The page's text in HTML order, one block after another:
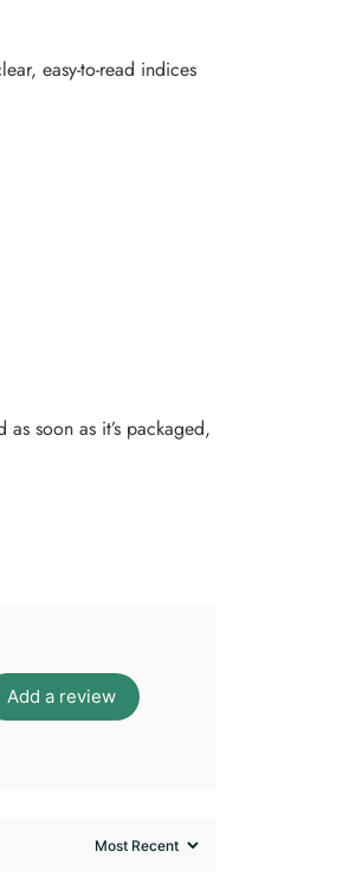
easy-to-read indices
soon as it’s packaged,
Add a review